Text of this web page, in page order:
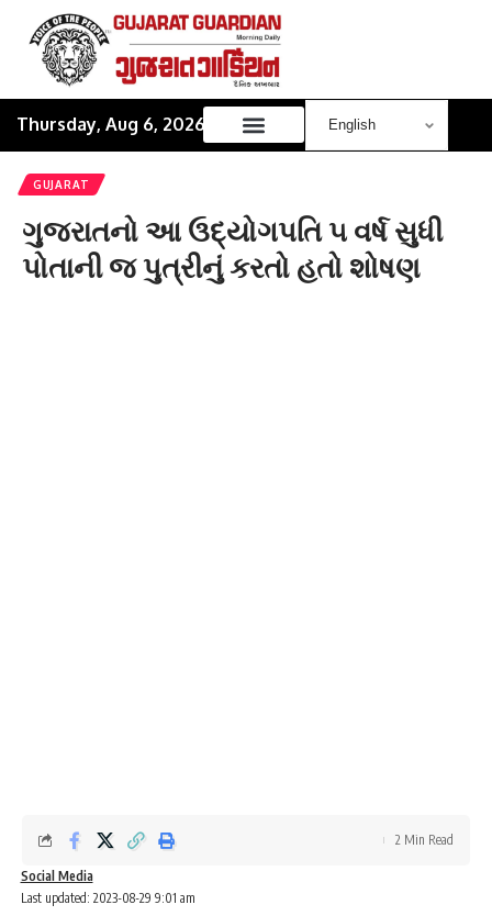
Thursday, Aug 6, 2026
GUJARAT
ગુજરાતનો આ ઉદ્યોગપતિ ૫ વર્ષ સુધી
પોતાની જ પુત્રીનું કરતો હતો શોષણ
Last updated: 2023-08-29 9:01 am
Social Media
2 Min Read